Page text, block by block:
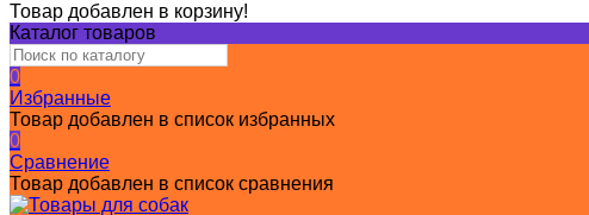
Товар добавлен в корзину!
Каталог товаров
0
Избранные
Товар добавлен в список избранных
0
Сравнение
Товар добавлен в список сравнения